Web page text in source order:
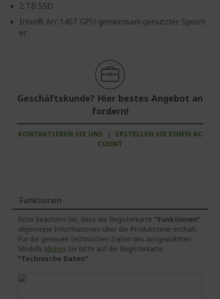
2 TB SSD
Intel® Arc 140T GPU gemeinsam genutzter Speich
er
Geschäftskunde? Hier bestes Angebot an
fordern!
KONTAKTIEREN SIE UNS |
ERSTELLEN SIE EINEN AC
COUNT
Funktionen
Bitte beachten Sie, dass die Registerkarte "Funktionen"
allgemeine Informationen über die Produktserie enthält.
Für die genauen technischen Daten des ausgewählten
Modells klicken Sie bitte auf die Registerkarte
"Technische Daten".